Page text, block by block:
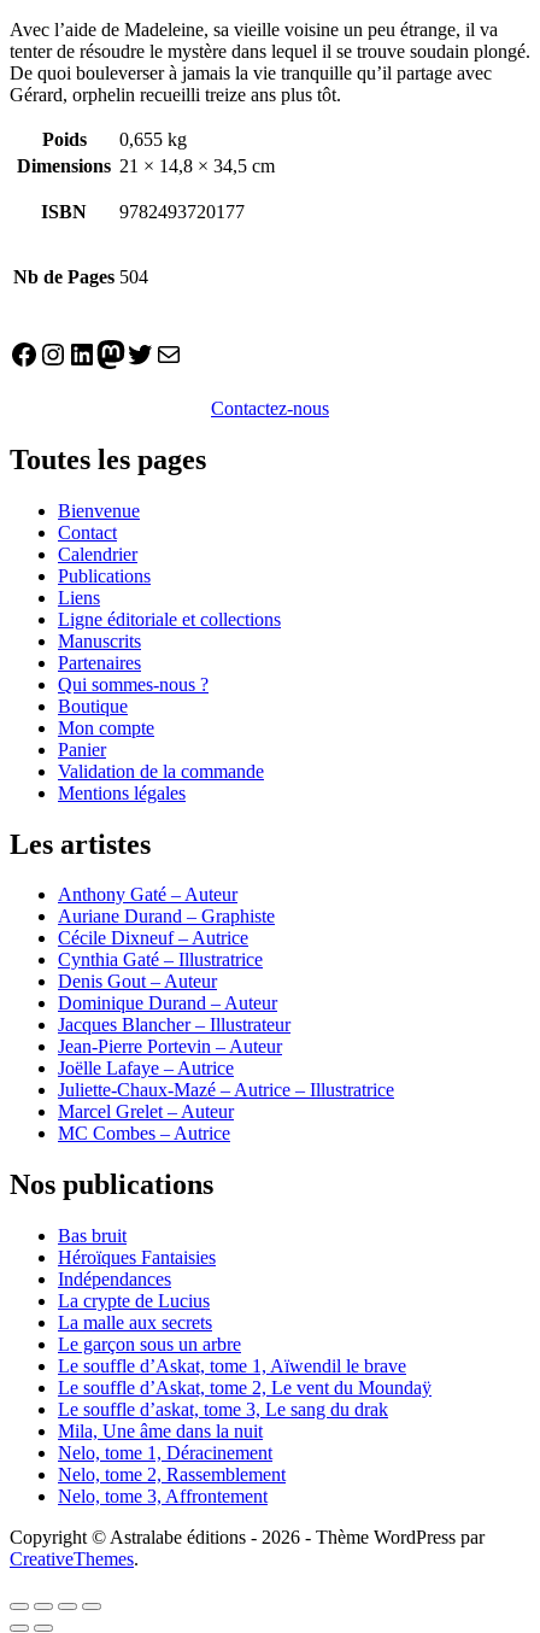
Avec l’aide de Madeleine, sa vieille voisine un peu étrange, il va
tenter de résoudre le mystère dans lequel il se trouve soudain plongé.
De quoi bouleverser à jamais la vie tranquille qu’il partage avec
Gérard, orphelin recueilli treize ans plus tôt.
Poids
0,655 kg
Dimensions 21 × 14,8 × 34,5 cm
ISBN 9782493720177
Nb de Pages 504
Facebook
Instagram
LinkedIn
Mastodon
Twitter
E-mail
Contactez-nous
Toutes les pages
Bienvenue
Contact
Calendrier
Publications
Liens
Ligne éditoriale et collections
Manuscrits
Partenaires
Qui sommes-nous ?
Boutique
Mon compte
Panier
Validation de la commande
Mentions légales
Les artistes
Anthony Gaté – Auteur
Auriane Durand – Graphiste
Cécile Dixneuf – Autrice
Cynthia Gaté – Illustratrice
Denis Gout – Auteur
Dominique Durand – Auteur
Jacques Blancher – Illustrateur
Jean-Pierre Portevin – Auteur
Joëlle Lafaye – Autrice
Juliette-Chaux-Mazé – Autrice – Illustratrice
Marcel Grelet – Auteur
MC Combes – Autrice
Nos publications
Bas bruit
Héroïques Fantaisies
Indépendances
La crypte de Lucius
La malle aux secrets
Le garçon sous un arbre
Le souffle d’Askat, tome 1, Aïwendil le brave
Le souffle d’Askat, tome 2, Le vent du Moundaÿ
Le souffle d’askat, tome 3, Le sang du drak
Mila, Une âme dans la nuit
Nelo, tome 1, Déracinement
Nelo, tome 2, Rassemblement
Nelo, tome 3, Affrontement
Copyright © Astralabe éditions - 2026 - Thème WordPress par
CreativeThemes.